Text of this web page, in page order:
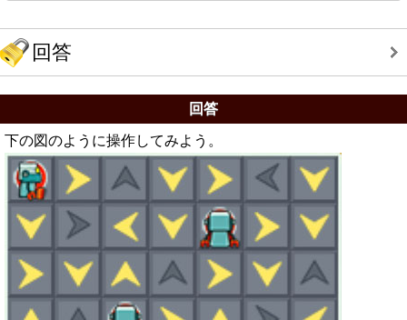
回答
回答
下の図のように操作してみよう。